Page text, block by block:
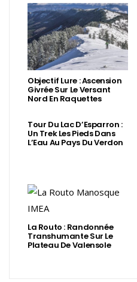
Objectif Lure : Ascension
Givrée Sur Le Versant
Nord En Raquettes
Tour Du Lac D’Esparron :
Un Trek Les Pieds Dans
L’Eau Au Pays Du Verdon
La Routo : Randonnée
Transhumante Sur Le
Plateau De Valensole